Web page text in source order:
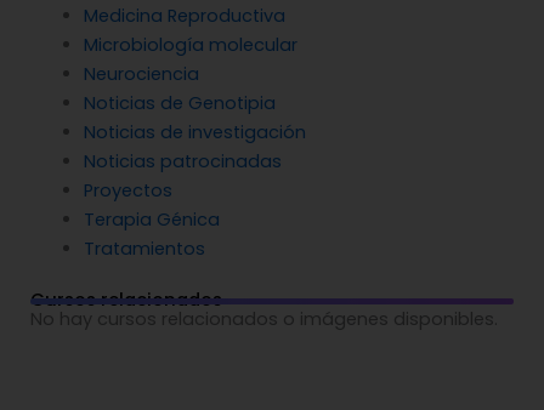
Medicina Reproductiva
Microbiología molecular
Neurociencia
Noticias de Genotipia
Noticias de investigación
Noticias patrocinadas
Proyectos
Terapia Génica
Tratamientos
Cursos relacionados
No hay cursos relacionados o imágenes disponibles.